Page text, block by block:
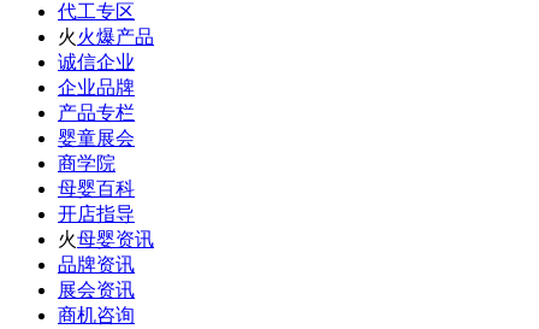
代工专区
火火爆产品
诚信企业
企业品牌
产品专栏
婴童展会
商学院
母婴百科
开店指导
火母婴资讯
品牌资讯
展会资讯
商机咨询